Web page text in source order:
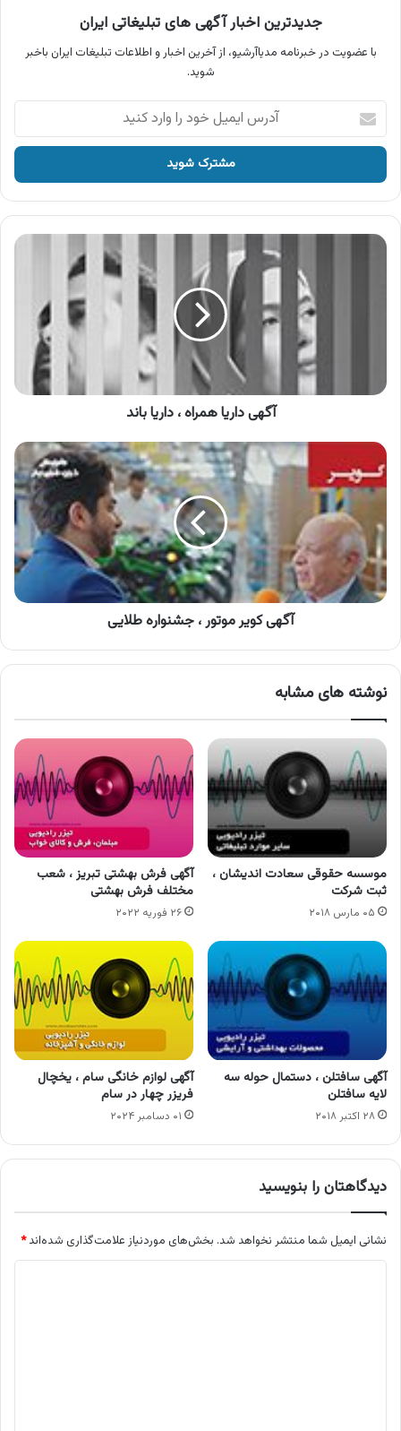
جدیدترین اخبار آگهی های تبلیغاتی ایران
با عضویت در خبرنامه مدیاآرشیو، از آخرین اخبار و اطلاعات تبلیغات ایران باخبر
شوید.
آدرس
ایمیل
خود
وارد
کنید
آگهی
آگهی داریا همراه ، داریا باند
آگهی
کویر
موتور
جشنواره
طلایی
آگهی کویر موتور ، جشنواره طلایی
نوشته های مشابه
موسسه حقوقی سعادت اندیشان ،
ثبت شرکت
۰۵ مارس ۲۰۱۸
آگهی فرش بهشتی تبریز ، شعب
مختلف فرش بهشتی
۲۶ فوریه ۲۰۲۲
آگهی سافتلن ، دستمال حوله سه
لایه سافتلن
۲۸ اکتبر ۲۰۱۸
آگهی لوازم خانگی سام ، یخچال
فریزر چهار در سام
۰۱ دسامبر ۲۰۲۴
دیدگاهتان را بنویسید
نشانی ایمیل شما منتشر نخواهد شد. بخش‌های موردنیاز علامت‌گذاری شده‌اند*